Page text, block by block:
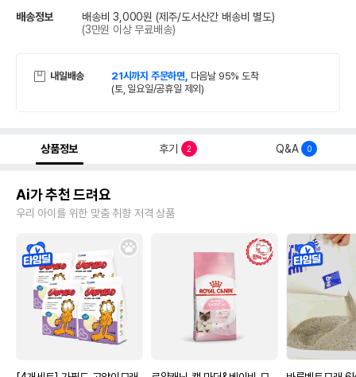
배송정보 배송비 3,000원 (제주/도서산간 배송비 별도)
(3만원 이상 무료배송)
내일배송 21시까지 주문하면, 다음날 95% 도착
(토, 일요일/공휴일 제외)
상품정보 후기 2 Q&A 0
Ai가 추천 드려요
우리 아이를 위한 맞춤 취향 저격 상품